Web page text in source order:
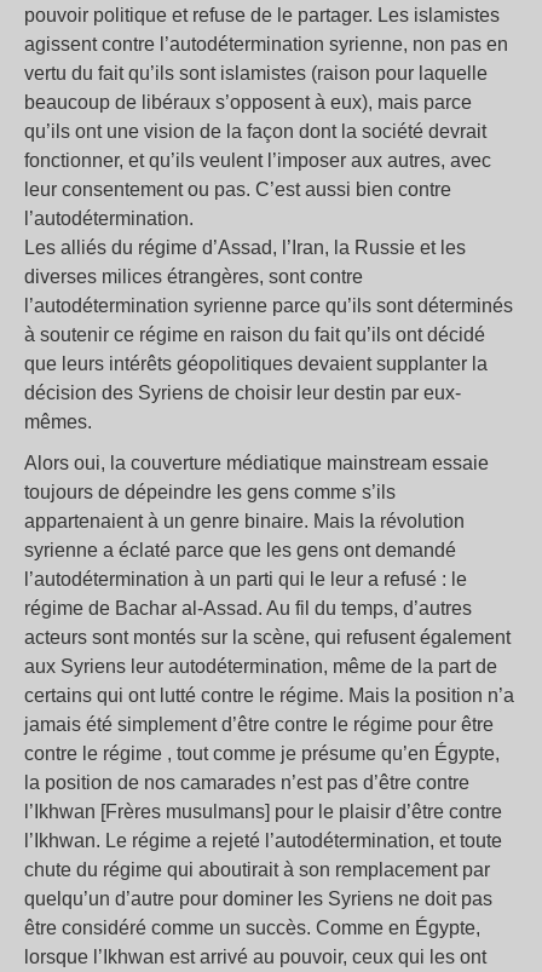
pouvoir politique et refuse de le partager. Les islamistes
agissent contre l’autodétermination syrienne, non pas en
vertu du fait qu’ils sont islamistes (raison pour laquelle
beaucoup de libéraux s’opposent à eux), mais parce
qu’ils ont une vision de la façon dont la société devrait
fonctionner, et qu’ils veulent l’imposer aux autres, avec
leur consentement ou pas. C’est aussi bien contre
l’autodétermination.
Les alliés du régime d’Assad, l’Iran, la Russie et les
diverses milices étrangères, sont contre
l’autodétermination syrienne parce qu’ils sont déterminés
à soutenir ce régime en raison du fait qu’ils ont décidé
que leurs intérêts géopolitiques devaient supplanter la
décision des Syriens de choisir leur destin par eux-
mêmes.
Alors oui, la couverture médiatique mainstream essaie
toujours de dépeindre les gens comme s’ils
appartenaient à un genre binaire. Mais la révolution
syrienne a éclaté parce que les gens ont demandé
l’autodétermination à un parti qui le leur a refusé : le
régime de Bachar al-Assad. Au fil du temps, d’autres
acteurs sont montés sur la scène, qui refusent également
aux Syriens leur autodétermination, même de la part de
certains qui ont lutté contre le régime. Mais la position n’a
jamais été simplement d’être contre le régime pour être
contre le régime , tout comme je présume qu’en Égypte,
la position de nos camarades n’est pas d’être contre
l’Ikhwan [Frères musulmans] pour le plaisir d’être contre
l’Ikhwan. Le régime a rejeté l’autodétermination, et toute
chute du régime qui aboutirait à son remplacement par
quelqu’un d’autre pour dominer les Syriens ne doit pas
être considéré comme un succès. Comme en Égypte,
lorsque l’Ikhwan est arrivé au pouvoir, ceux qui les ont